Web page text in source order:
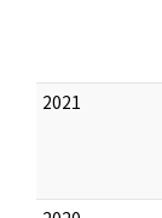
2021